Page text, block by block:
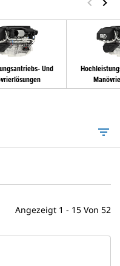
Und
filter_list
Angezeigt 1 - 15 Von 52